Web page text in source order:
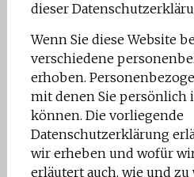
dieser
Wenn Sie diese Website
verschiedene
erhoben.
mit denen Sie
können. Die vorliegende
Datenschutzerklärung
wir erheben und wofür
erläutert auch, wie und zu